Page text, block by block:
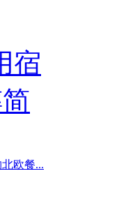
欧餐...